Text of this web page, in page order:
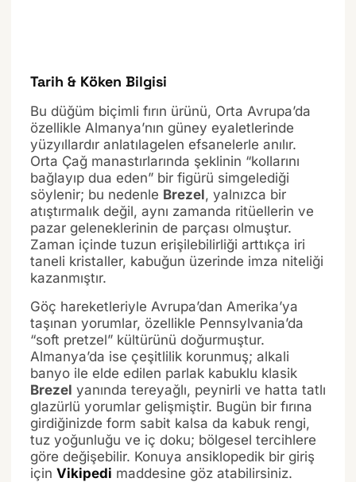
Tarih & Köken Bilgisi
Bu düğüm biçimli fırın ürünü, Orta Avrupa’da
özellikle Almanya’nın güney eyaletlerinde
yüzyıllardır anlatılagelen efsanelerle anılır.
Orta Çağ manastırlarında şeklinin “kollarını
bağlayıp dua eden” bir figürü simgelediği
söylenir; bu nedenle Brezel, yalnızca bir
atıştırmalık değil, aynı zamanda ritüellerin ve
pazar geleneklerinin de parçası olmuştur.
Zaman içinde tuzun erişilebilirliği arttıkça iri
taneli kristaller, kabuğun üzerinde imza niteliği
kazanmıştır.
Göç hareketleriyle Avrupa’dan Amerika’ya
taşınan yorumlar, özellikle Pennsylvania’da
“soft pretzel” kültürünü doğurmuştur.
Almanya’da ise çeşitlilik korunmuş; alkali
banyo ile elde edilen parlak kabuklu klasik
Brezel yanında tereyağlı, peynirli ve hatta tatlı
glazürlü yorumlar gelişmiştir. Bugün bir fırına
girdiğinizde form sabit kalsa da kabuk rengi,
tuz yoğunluğu ve iç doku; bölgesel tercihlere
göre değişebilir. Konuya ansiklopedik bir giriş
için Vikipedi maddesine göz atabilirsiniz.